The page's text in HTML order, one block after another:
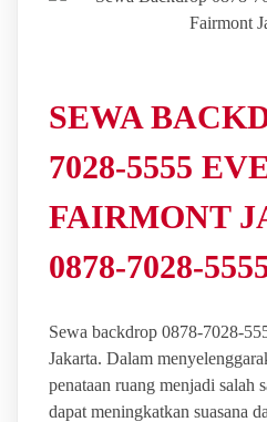
SEWA
7028-5555
FAIRMONT
0878-7028-
Sewa backdrop 0878-7028-
Jakarta. Dalam
penataan ruang menjadi salah
dapat meningkatkan suasana